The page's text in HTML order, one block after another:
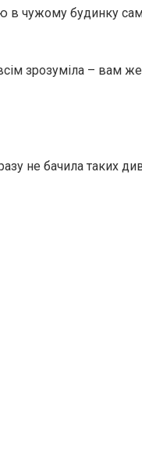
в чужому будинку
зрозуміла – вам же
не бачила таких